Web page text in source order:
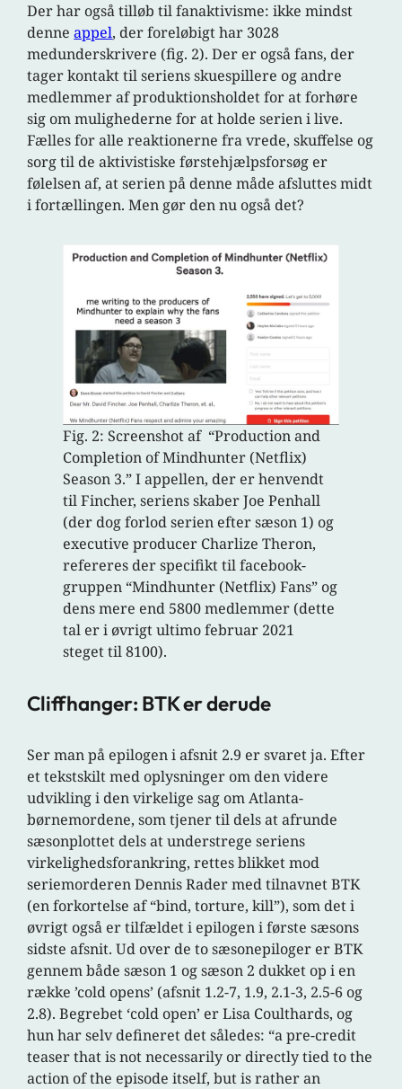
Der har også tilløb til fanaktivisme: ikke mindst
denneappel, der foreløbigt har 3028
medunderskrivere (fig. 2). Der er også fans, der
tager kontakt til seriens skuespillere og andre
medlemmer af produktionsholdet for at forhøre
sig om mulighederne for at holde serien i live.
Fælles for alle reaktionerne fra vrede, skuffelse og
sorg til de aktivistiske førstehjælpsforsøg er
følelsen af, at serien på denne måde afsluttes midt
i fortællingen. Men gør den nu også det?
Fig. 2: Screenshot af “Production and
Completion of Mindhunter (Netflix)
Season 3.” I appellen, der er henvendt
til Fincher, seriens skaber Joe Penhall
(der dog forlod serien efter sæson 1) og
executive producer Charlize Theron,
refereres der specifikt til facebook-
gruppen “Mindhunter (Netflix) Fans” og
dens mere end 5800 medlemmer (dette
tal er i øvrigt ultimo februar 2021
steget til 8100).
Cliffhanger: BTK er derude
Ser man på epilogen i afsnit 2.9 er svaret ja. Efter
et tekstskilt med oplysninger om den videre
udvikling i den virkelige sag om Atlanta-
børnemordene, som tjener til dels at afrunde
sæsonplottet dels at understrege seriens
virkelighedsforankring, rettes blikket mod
seriemorderen Dennis Rader med tilnavnet BTK
(en forkortelse af “bind, torture, kill”), som det i
øvrigt også er tilfældet i epilogen i første sæsons
sidste afsnit. Ud over de to sæsonepiloger er BTK
gennem både sæson 1 og sæson 2 dukket op i en
række ’cold opens’ (afsnit 1.2-7, 1.9, 2.1-3, 2.5-6 og
2.8). Begrebet ‘cold open’ er Lisa Coulthards, og
hun har selv defineret det således: “a pre-credit
teaser that is not necessarily or directly tied to the
action of the episode itself, but is rather an